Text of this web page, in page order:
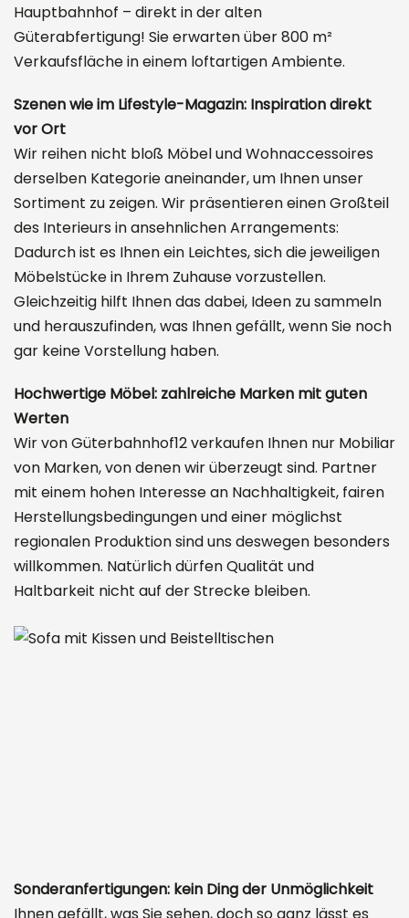
Hauptbahnhof – direkt in der alten
Güterabfertigung! Sie erwarten über 800 m²
Verkaufsfläche in einem loftartigen Ambiente.
Szenen wie im Lifestyle-Magazin: Inspiration direkt
vor Ort
Wir reihen nicht bloß Möbel und Wohnaccessoires
derselben Kategorie aneinander, um Ihnen unser
Sortiment zu zeigen. Wir präsentieren einen Großteil
des Interieurs in ansehnlichen Arrangements:
Dadurch ist es Ihnen ein Leichtes, sich die jeweiligen
Möbelstücke in Ihrem Zuhause vorzustellen.
Gleichzeitig hilft Ihnen das dabei, Ideen zu sammeln
und herauszufinden, was Ihnen gefällt, wenn Sie noch
gar keine Vorstellung haben.
Hochwertige Möbel: zahlreiche Marken mit guten
Werten
Wir von Güterbahnhof12 verkaufen Ihnen nur Mobiliar
von Marken, von denen wir überzeugt sind. Partner
mit einem hohen Interesse an Nachhaltigkeit, fairen
Herstellungsbedingungen und einer möglichst
regionalen Produktion sind uns deswegen besonders
willkommen. Natürlich dürfen Qualität und
Haltbarkeit nicht auf der Strecke bleiben.
Sonderanfertigungen: kein Ding der Unmöglichkeit
Ihnen gefällt, was Sie sehen, doch so ganz lässt es